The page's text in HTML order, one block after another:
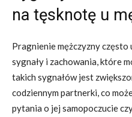
na tęsknotę u
Pragnienie mężczyzny
sygnały i zachowania, które
takich sygnałów jest
codziennym partnerki, co
pytania o jej samopoczucie